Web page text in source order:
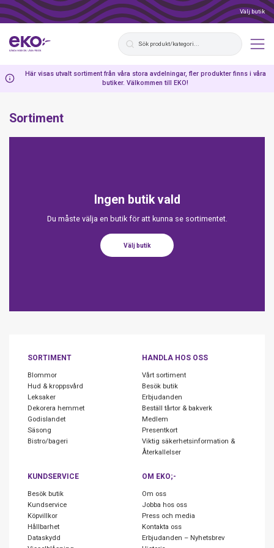
Välj butik
Här visas utvalt sortiment från våra stora avdelningar, fler produkter finns i våra
butiker. Välkommen till EKO!
Sortiment
Ingen butik vald
Du måste välja en butik för att kunna se sortimentet.
Välj butik
SORTIMENT
Blommor
Hud & kroppsvård
Leksaker
Dekorera hemmet
Godislandet
Säsong
Bistro/bageri
HANDLA HOS OSS
Vårt sortiment
Besök butik
Erbjudanden
Beställ tårtor & bakverk
Medlem
Presentkort
Viktig säkerhetsinformation &
Återkallelser
KUNDSERVICE
Besök butik
Kundservice
Köpvillkor
Hållbarhet
Dataskydd
OM EKO;-
Om oss
Jobba hos oss
Press och media
Kontakta oss
Erbjudanden – Nyhetsbrev